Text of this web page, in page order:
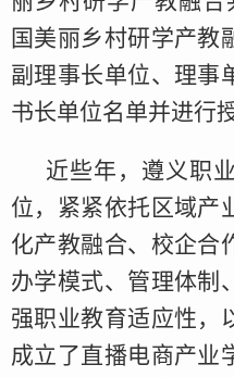
国美丽乡村研学产教
副理事长单位、理事
书长单位名单并进行授
近些年，遵义职
位，紧紧依托区域产
化产教融合、校企合
办学模式、管理体制
强职业教育适应性，
成立了直播电商产业